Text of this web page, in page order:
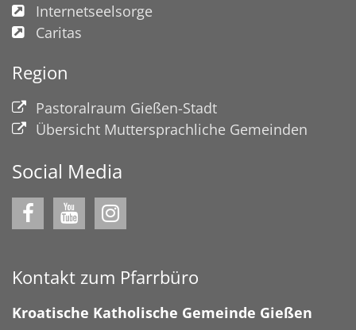
Internetseelsorge
Caritas
Region
Pastoralraum Gießen-Stadt
Übersicht Muttersprachliche Gemeinden
Social Media
Kontakt zum Pfarrbüro
Kroatische Katholische Gemeinde Gießen